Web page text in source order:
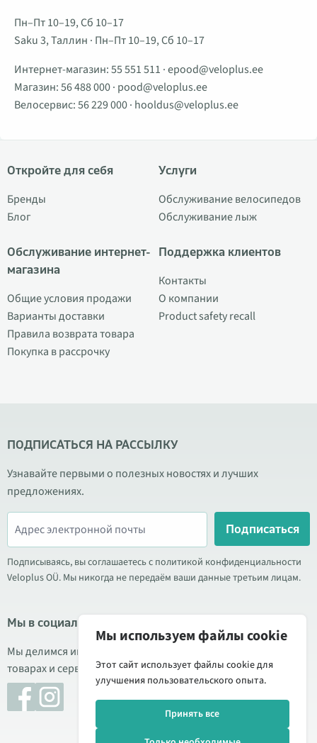
Пн–Пт 10–19, Сб 10–17
Saku 3, Таллин · Пн–Пт 10–19, Сб 10–17
Интернет-магазин:55 551 511 ·epood@veloplus.ee
Магазин:56 488 000· pood@veloplus.ee
Велосервис:56 229 000· hooldus@veloplus.ee
Откройте для себя
Бренды
Блог
Обслуживание интернет-
магазина
Общие условия продажи
Варианты доставки
Правила возврата товара
Покупка в рассрочку
Услуги
Обслуживание велосипедов
Обслуживание лыж
Поддержка клиентов
Контакты
О компании
Product safety recall
ПОДПИСАТЬСЯ НА РАССЫЛКУ
Узнавайте первыми о полезных новостях и лучших
предложениях.
Подписаться
Подписываясь, вы соглашаетесь с политикой конфиденциальности
Veloplus OÜ. Мы никогда не передаём ваши данные третьим лицам.
Мы в социальных сетях
Мы делимся информацией о выгодных акциях, новых
товарах и сервисе. Иногда публикуем обзоры продукции.
Мы используем файлы cookie
Этот сайт использует файлы cookie для
улучшения пользовательского опыта.
Принять все